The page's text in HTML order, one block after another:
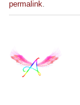
permalink